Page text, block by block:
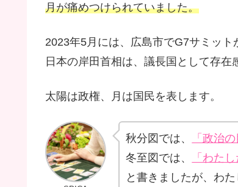
月が痛めつけられていました。
2023年5月には、広島市でG7サミット
日本の岸田首相は、議長国として存在
太陽は政権、月は国民を表します。
秋分図では、
「政治
冬至図では、
「わた
と書きましたが、わ